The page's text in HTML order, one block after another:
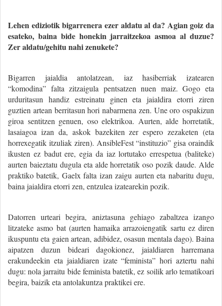
Lehen ediziotik bigarrenera ezer aldatu al da? Agian goiz da
esateko, baina bide honekin jarraitzekoa asmoa al duzue?
Zer aldatu/gehitu nahi zenukete?
Bigarren jaialdia antolatzean, iaz hasiberriak izatearen
“komodina” falta zitzaigula pentsatzen nuen maiz. Gogo eta
urduritasun handiz estreinatu ginen eta jaialdira etorri ziren
guztien artean berritasun hori nabarmena zen. Une oro ospakizun
giroa sentitzen genuen, oso elektrikoa. Aurten, alde horretatik,
lasaiagoa izan da, askok bazekiten zer espero zezaketen (eta
horrexegatik itzuliak ziren). AnsibleFest “instituzio” gisa oraindik
ikusten ez badut ere, egia da iaz lortutako errespetua (baliteke)
aurten baieztatu dugula eta alde horretatik oso pozik daude. Alde
praktiko batetik, Gaelx falta izan zaigu aurten eta nabaritu dugu,
baina jaialdira etorri zen, entzulea izatearekin pozik.
Datorren urteari begira, aniztasuna gehiago zabaltzea izango
litzateke asmo bat (aurten hamaika arrazoiengatik sartu ez diren
ikuspuntu eta gaien artean, adibidez, osasun mentala dago). Baina
aipatzen duzun bideari dagokionez, jaialdiaren harremana
erakundeekin eta jaialdiaren izate “feminista” hori aztertu nahi
dugu: nola jarraitu bide feminista batetik, ez soilik arlo tematikoari
begira, baizik eta antolakuntza praktikei ere.